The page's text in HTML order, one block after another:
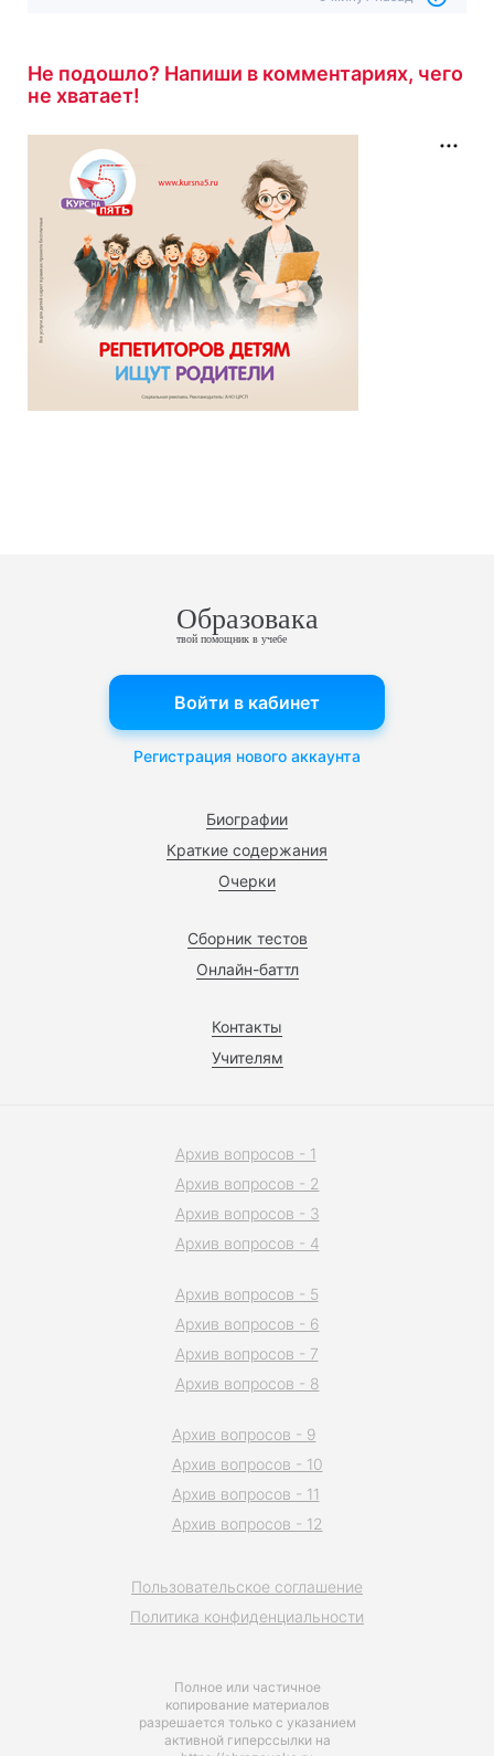
Не подошло? Напиши в комментариях, чего
не хватает!
Образовака
твой помощник в учебе
Биографии
Краткие содержания
Очерки
Сборник тестов
Онлайн-баттл
Контакты
Учителям
Войти в кабинет
Регистрация нового аккаунта
Полное или частичное
копирование материалов
разрешается только с указанием
активной гиперссылки на
Пользовательское соглашение
Политика конфиденциальности
Архив вопросов - 1
Архив вопросов - 2
Архив вопросов - 3
Архив вопросов - 4
Архив вопросов - 5
Архив вопросов - 6
Архив вопросов - 7
Архив вопросов - 8
Архив вопросов - 9
Архив вопросов - 10
Архив вопросов - 11
Архив вопросов - 12